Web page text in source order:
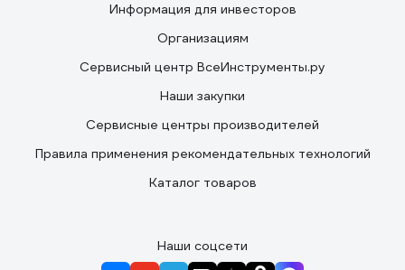
Информация для инвесторов
Организациям
Сервисный центр ВсеИнструменты.ру
Наши закупки
Сервисные центры производителей
Правила применения рекомендательных технологий
Каталог товаров
Наши соцсети